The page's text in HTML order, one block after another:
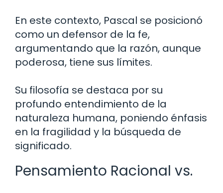
En este contexto, Pascal se posicionó
como un defensor de la fe,
argumentando que la razón, aunque
poderosa, tiene sus límites.
Su filosofía se destaca por su
profundo entendimiento de la
naturaleza humana, poniendo énfasis
en la fragilidad y la búsqueda de
significado.
Pensamiento Racional vs.